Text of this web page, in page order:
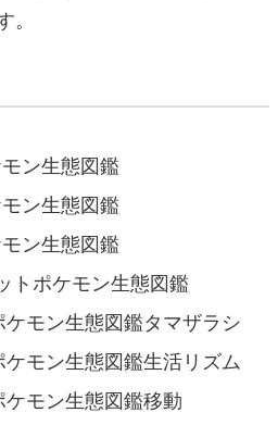
ン生態図鑑
ン生態図鑑
ン生態図鑑
トポケモン生態図鑑
モン生態図鑑タマザラシ
モン生態図鑑生活リズム
モン生態図鑑移動